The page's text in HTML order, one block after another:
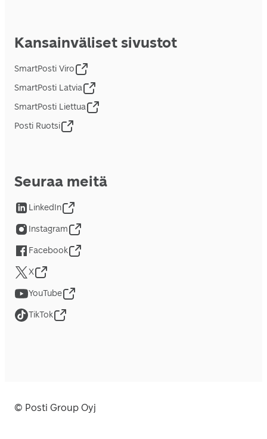
Kansainväliset sivustot
SmartPosti Viro
SmartPosti Latvia
SmartPosti Liettua
Posti Ruotsi
Seuraa meitä
LinkedIn
Instagram
Facebook
X
YouTube
TikTok
© Posti Group Oyj